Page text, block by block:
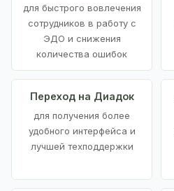
для быстрого вовлечения
сотрудников в работу с
ЭДО и снижения
количества ошибок
Переход на Диадок
для получения более
удобного интерфейса и
лучшей техподдержки